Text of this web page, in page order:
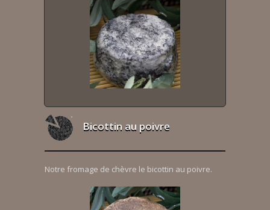
Bicottin au poivre
Notre fromage de chèvre le bicottin au poivre.